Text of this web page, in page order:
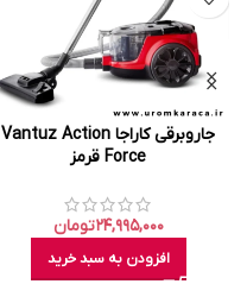
جاروبرقی کاراجا Vantuz Action
Force قرمز
۲۴,۹۹۵,۰۰۰تومان
افزودن به سبد خرید